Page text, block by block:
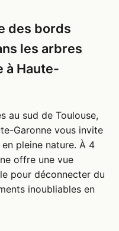
des bords
les arbres
à Haute-
au sud de Toulouse,
Garonne vous invite
pleine nature. À 4
offre une vue
pour déconnecter du
inoubliables en